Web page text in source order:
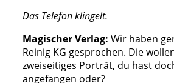
Das Telefon klingelt.
Magischer Verlag: Wir haben
Reinig KG gesprochen. Die
zweiseitiges Porträt, du hast
angefangen oder?